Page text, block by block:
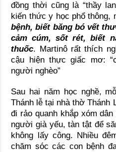
đồng thời cũng là “thầy
kiến thức y học phổ thông,
bệnh, biết băng bó vết
cảm cúm, sốt rét, biết
thuốc. Martinô rất thích
cậu hiện thực giấc mơ:
người nghèo”
Sau hai năm học nghề,
Thánh lễ tại nhà thờ Thánh
đi rảo quanh khắp xóm
người già yếu, tàn tật để
không lấy công. Nhiều
chăm sóc các con bệnh